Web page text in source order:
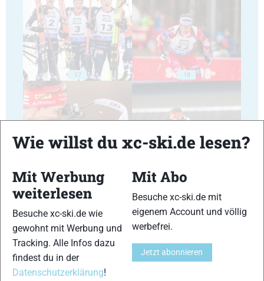
17 18
21 22
Wie willst du xc-ski.de lesen?
Mit Werbung
weiterlesen
Besuche xc-ski.de wie
gewohnt mit Werbung und
Tracking. Alle Infos dazu
findest du in der
Datenschutzerklärung!
Mit Abo
Besuche xc-ski.de mit
eigenem Account und völlig
werbefrei.
Jetzt abonnieren